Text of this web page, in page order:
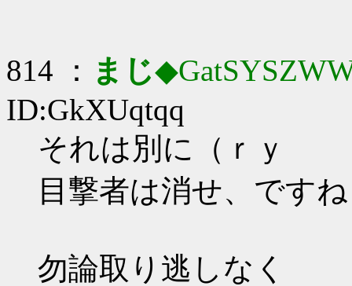
814 ： まじ
ID:GkXUqtqq
それは別に（ｒｙ
目撃者は消せ、ですね
勿論取り逃しなく